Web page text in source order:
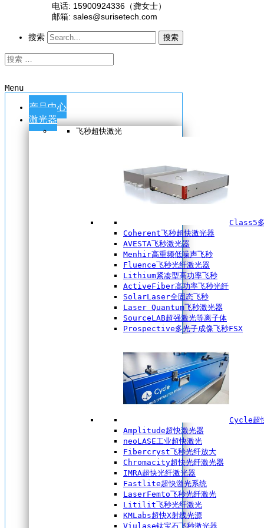
电话: 15900924336（龚女士）
邮箱: sales@surisetech.com
搜索 搜索
Menu
产品中心
激光器
飞秒超快激光
Class5多
Coherent飞秒超快激光器
AVESTA飞秒激光器
Menhir高重频低噪声飞秒
Fluence飞秒光纤激光器
Lithium紧凑型高功率飞秒
ActiveFiber高功率飞秒光纤
SolarLaser全固态飞秒
Laser Quantum飞秒激光器
SourceLAB超强激光等离子体
Prospective多光子成像飞秒FSX
Cycle超
Amplitude超快激光器
neoLASE工业超快激光
Fibercryst飞秒光纤放大
Chromacity超快光纤激光器
IMRA超快光纤激光器
Fastlite超快激光系统
LaserFemto飞秒光纤激光
Litilit飞秒光纤激光
KMLabs超快X射线光源
Viulase钛宝石飞秒激光器